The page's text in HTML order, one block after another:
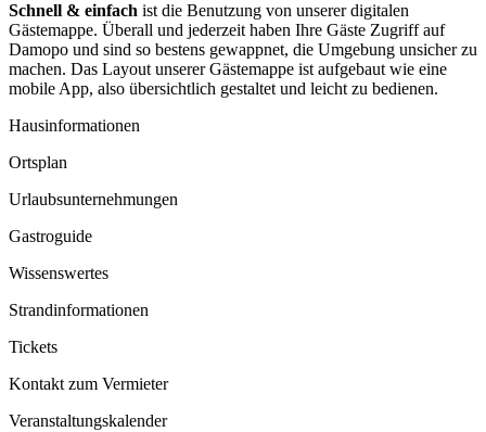
Schnell & einfach ist die Benutzung von unserer digitalen
Gästemappe. Überall und jederzeit haben Ihre Gäste Zugriff auf
Damopo und sind so bestens gewappnet, die Umgebung unsicher zu
machen. Das Layout unserer Gästemappe ist aufgebaut wie eine
mobile App, also übersichtlich gestaltet und leicht zu bedienen.
Hausinformationen
Ortsplan
Urlaubsunternehmungen
Gastroguide
Wissenswertes
Strandinformationen
Tickets
Kontakt zum Vermieter
Veranstaltungskalender